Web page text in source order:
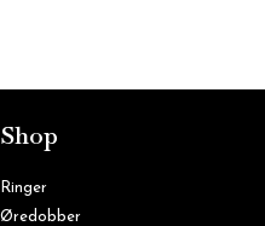
Shop
Ringer
Øredobber